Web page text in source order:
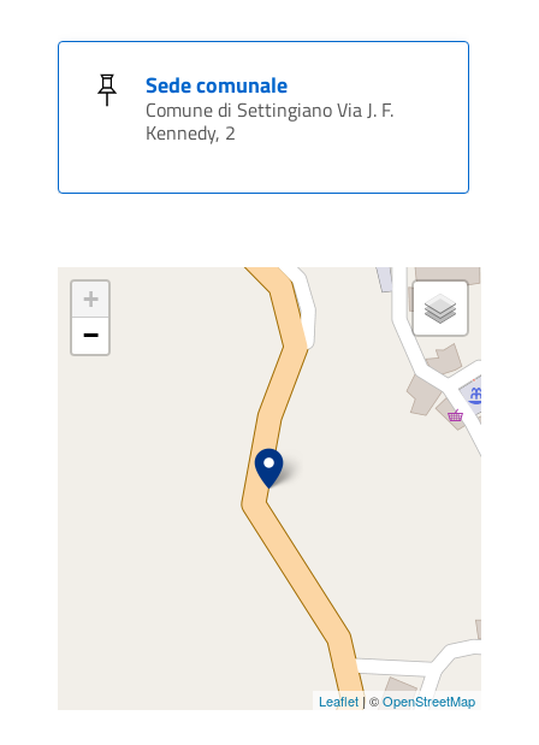
Sede comunale
Comune di Settingiano Via J. F.
Kennedy, 2
+
−
Leaflet | ©OpenStreetMap